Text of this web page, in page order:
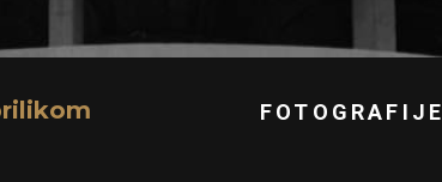
FOTOGRAFIJE